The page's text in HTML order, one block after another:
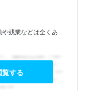
残業などは全くあ
する